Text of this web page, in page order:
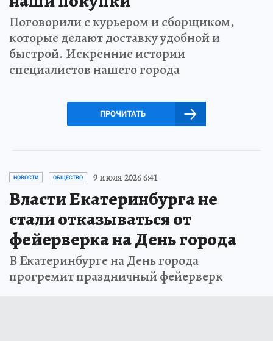
Поговорили с курьером и сборщиком,
которые делают доставку удобной и
быстрой. Искренние истории
специалистов нашего города
ПРОЧИТАТЬ
НОВОСТИ ОБЩЕСТВО 9 июля 2026 6:41
Власти Екатеринбурга не
стали отказываться от
фейерверка на День города
В Екатеринбурге на День города
прогремит праздничный фейерверк